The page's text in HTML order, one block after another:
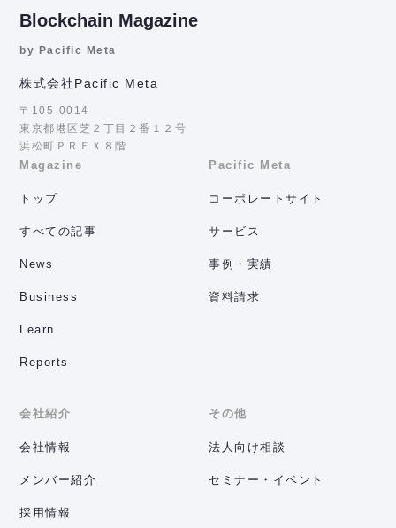
Blockchain Magazine
by Pacific Meta
株式会社Pacific Meta
〒105-0014
東京都港区芝２丁目２番１２号
浜松町ＰＲＥＸ８階
Magazine
トップ
すべての記事
News
Business
Learn
Reports
Pacific Meta
コーポレートサイト
サービス
事例・実績
資料請求
会社紹介
会社情報
メンバー紹介
採用情報
その他
法人向け相談
セミナー・イベント